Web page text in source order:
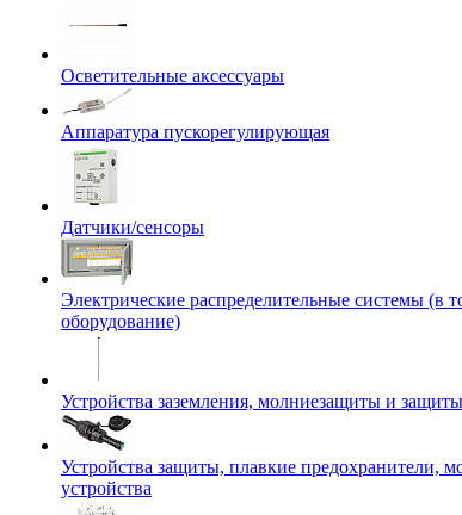
Осветительные аксессуары
Аппаратура пускорегулирующая
Датчики/сенсоры
Электрические распределительные системы (в
оборудование)
Устройства заземления, молниезащиты и
Устройства защиты, плавкие предохранители,
устройства